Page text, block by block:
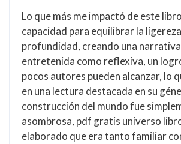
Lo que más me impactó de este
capacidad para equilibrar la
profundidad, creando una
entretenida como reflexiva, un
pocos autores pueden alcanzar, lo
en una lectura destacada en su
construcción del mundo fue
asombrosa, pdf gratis universo
elaborado que era tanto familiar